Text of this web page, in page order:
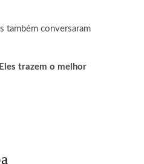
também conversaram
trazem o melhor